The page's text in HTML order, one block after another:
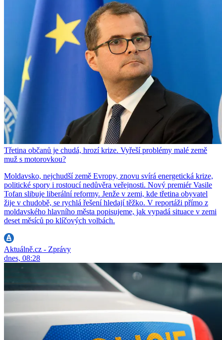
Třetina občanů je chudá, hrozí krize. Vyřeší problémy malé země
muž s motorovkou?
Moldavsko, nejchudší země Evropy, znovu svírá energetická krize,
politické spory i rostoucí nedůvěra veřejnosti. Nový premiér Vasile
Tofan slibuje liberální reformy. Jenže v zemi, kde třetina obyvatel
žije v chudobě, se rychlá řešení hledají těžko. V reportáži přímo z
moldavského hlavního města popisujeme, jak vypadá situace v zemi
deset měsíců po klíčových volbách.
Aktuálně.cz - Zprávy
dnes, 08:28